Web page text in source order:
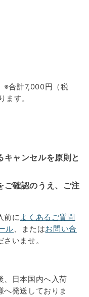
※合計7,000円（税
ます。
キャンセルを原則と
ご確認のうえ、ご注
前によくあるご質問
ル、またはお問い合
いませ。
、日本国内へ入荷
へ発送しておりま